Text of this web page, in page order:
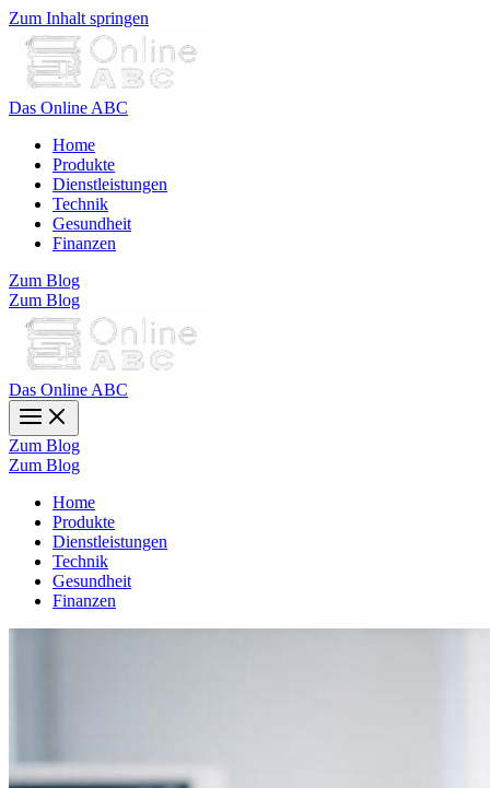
Zum Inhalt springen
Das Online ABC
Home
Produkte
Dienstleistungen
Technik
Gesundheit
Finanzen
Zum Blog
Zum Blog
Das Online ABC
Zum Blog
Zum Blog
Home
Produkte
Dienstleistungen
Technik
Gesundheit
Finanzen